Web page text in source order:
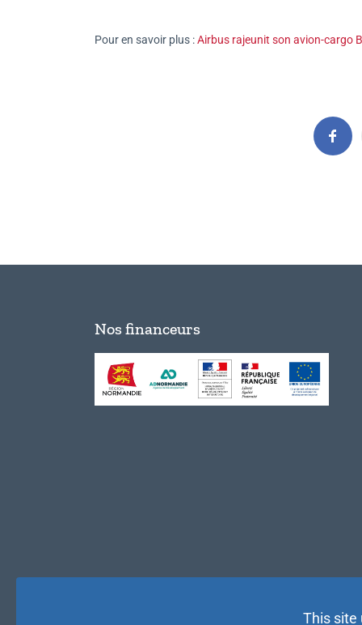
Pour en savoir plus :Airbus rajeunit son avion-cargo
Nos financeurs
This site